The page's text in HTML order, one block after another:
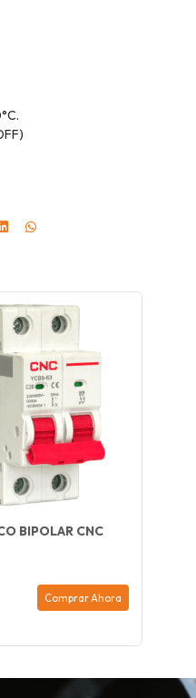
BIPOLAR CNC
Comprar Ahora